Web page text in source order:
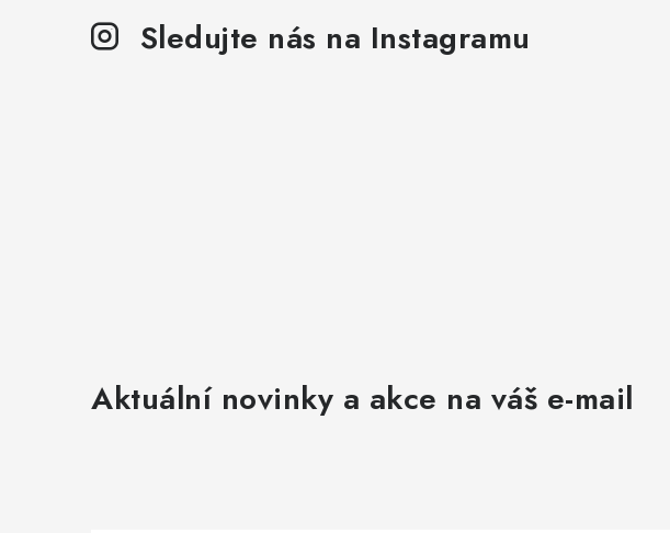
Sledujte nás na Instagramu
Aktuální novinky a akce na váš e-mail